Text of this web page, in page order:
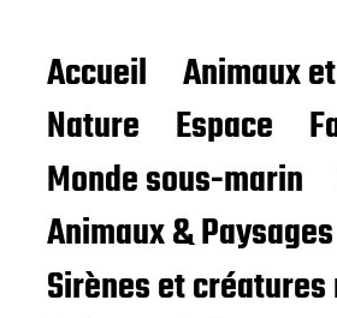
Accueil Animaux
Nature
Espace
Monde sous-marin
Animaux & Paysages
Sirènes et